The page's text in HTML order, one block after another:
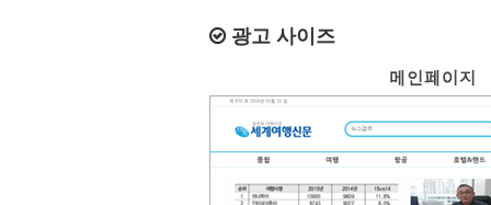
광고 사이즈